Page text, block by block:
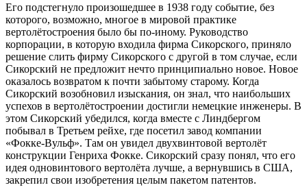
Его подстегнуло произошедшее в 1938 году событие, без
которого, возможно, многое в мировой практике
вертолётостроения было бы по-иному. Руководство
корпорации, в которую входила фирма Сикорского, приняло
решение слить фирму Сикорского с другой в том случае, если
Сикорский не предложит нечто принципиально новое. Новое
оказалось возвратом к почти забытому старому. Когда
Сикорский возобновил изыскания, он знал, что наибольших
успехов в вертолётостроении достигли немецкие инженеры. В
этом Сикорский убедился, когда вместе с Линдбергом
побывал в Третьем рейхе, где посетил завод компании
«Фокке-Вульф». Там он увидел двухвинтовой вертолёт
конструкции Генриха Фокке. Сикорский сразу понял, что его
идея одновинтового вертолёта лучше, а вернувшись в США,
закрепил свои изобретения целым пакетом патентов.